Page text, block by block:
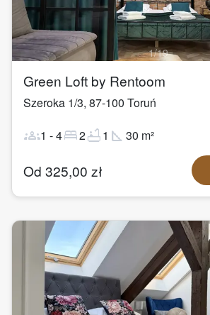
1/19
Green Loft by Rentoom
Szeroka 1/3, 87-100 Toruń
groups1 -4bed2bathtub1 square_foot 30 m²
Od 325,00 zł